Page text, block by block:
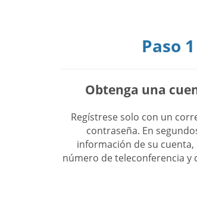
Paso 1
Obtenga una
Regístrese solo con un
contraseña. En
información de su
número de teleconferencia y